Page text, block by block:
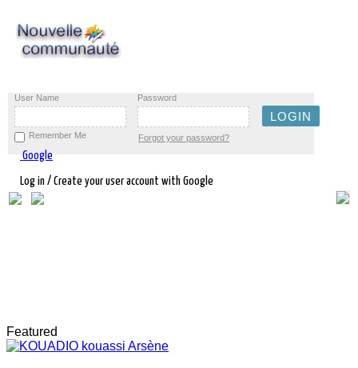
User Name Password
Remember Me Forgot your password?
Google
Log in / Create your user account with Google
Featured